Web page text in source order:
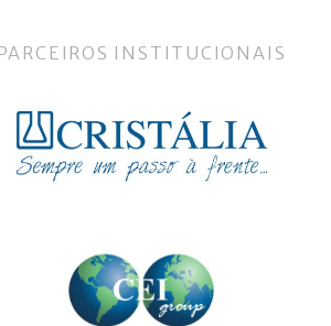
PARCEIROS INSTITUCIONAIS